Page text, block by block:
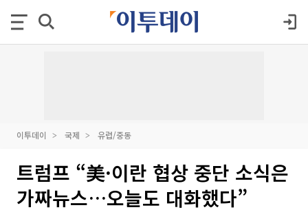
이투데이 국제 유럽/중동
트럼프 “美·이란 협상 중단 소식은
가짜뉴스…오늘도 대화했다”